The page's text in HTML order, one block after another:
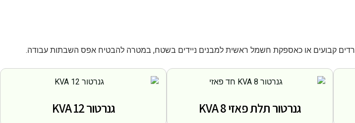
קבועים או כאספקת חשמל ראשית למבנים ניידים בשטח, במטרה להבטיח אפס השבתות עבודה.
גנרטור תלת פאזי 8 KVA גנרטור 12 KVA